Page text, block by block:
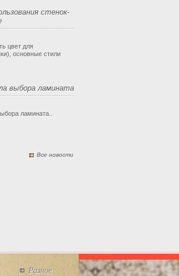
стенок-
цвет для
основные стили
выбора ламината
ламината..
Все новости
Разное